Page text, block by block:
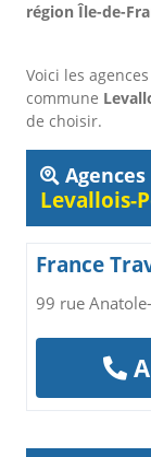
région Île-de-
Voici les
commune
de choisir.
Levallois-
France
99 rue